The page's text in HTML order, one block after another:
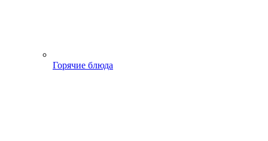
Горячие блюда